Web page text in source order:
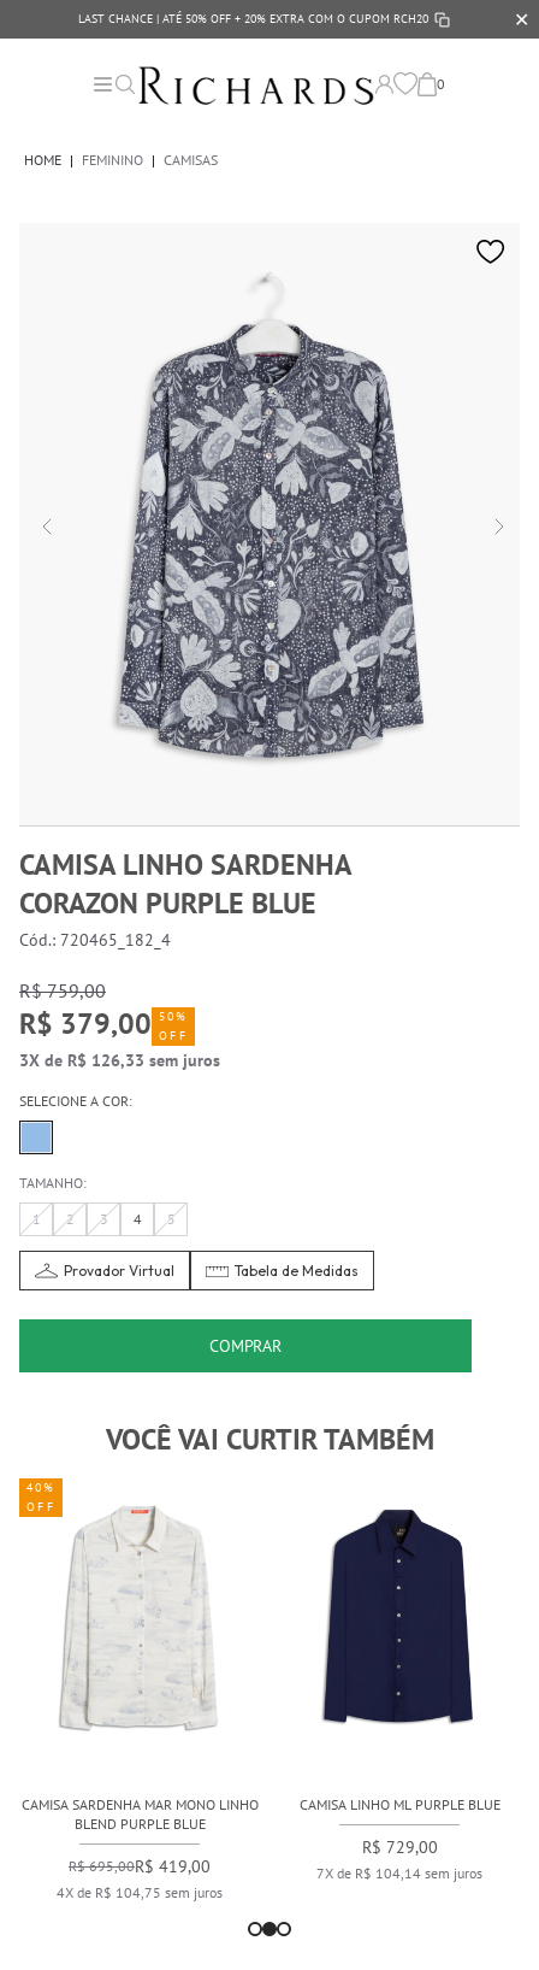
LAST CHANCE | ATÉ 50% OFF + 20% EXTRA COM O CUPOM RCH20 ✕
0
HOME | FEMININO | CAMISAS
CAMISA LINHO SARDENHA
CORAZON PURPLE BLUE
Cód.: 720465_182_4
R$ 759,00
R$ 379,00 50%
OFF
3X de R$ 126,33 sem juros
SELECIONE A COR:
TAMANHO:
1
2 3 4 5
Provador Virtual Tabela de Medidas
COMPRAR
VOCÊ VAI CURTIR TAMBÉM
CAMISA SARDENHA MAR MONO LINHO
BLEND PURPLE BLUE
R$ 695,00R$ 419,00
4X de R$ 104,75 sem juros
40%
OFF
CAMISA LINHO ML PURPLE BLUE
R$ 729,00
7X de R$ 104,14 sem juros